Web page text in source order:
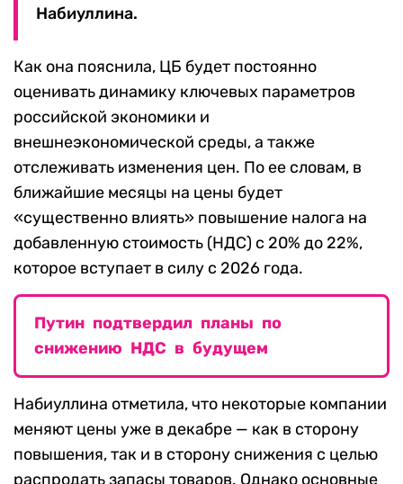
Набиуллина.
Как она пояснила, ЦБ будет постоянно
оценивать динамику ключевых параметров
российской экономики и
внешнеэкономической среды, а также
отслеживать изменения цен. По ее словам, в
ближайшие месяцы на цены будет
«существенно влиять» повышение налога на
добавленную стоимость (НДС) с 20% до 22%,
которое вступает в силу с 2026 года.
Путин подтвердил планы по
снижению НДС в будущем
Набиуллина отметила, что некоторые компании
меняют цены уже в декабре — как в сторону
повышения, так и в сторону снижения с целью
распродать запасы товаров. Однако основные